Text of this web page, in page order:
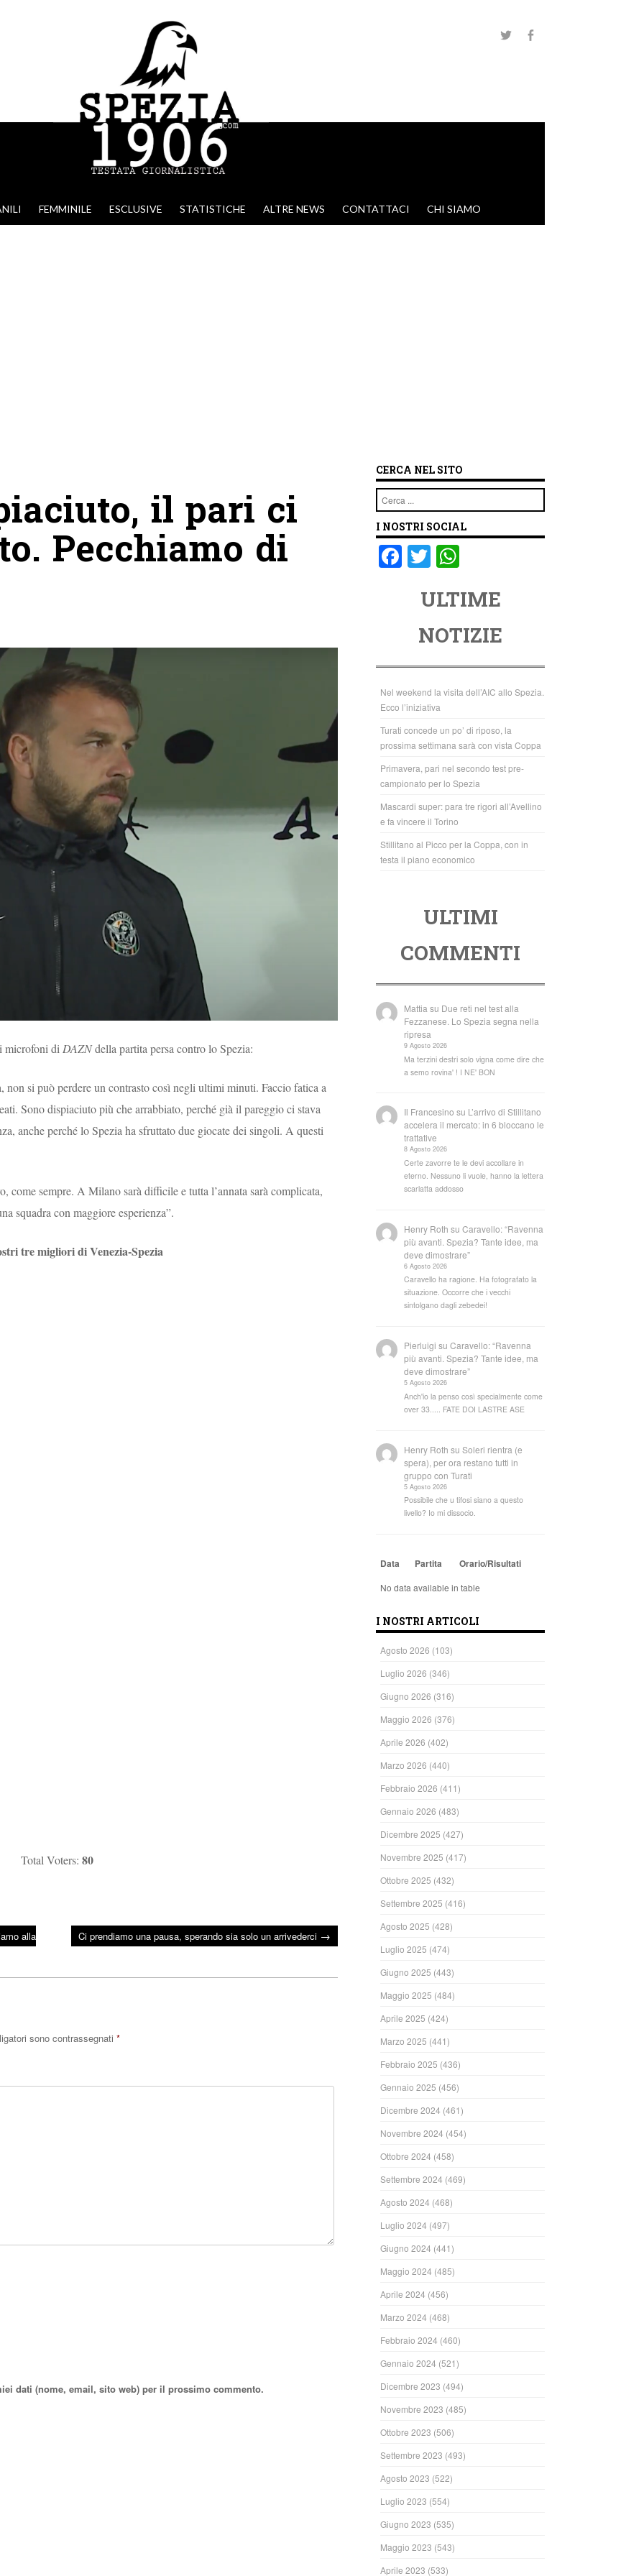
FEMMINILE ESCLUSIVE STATISTICHE ALTRE NEWS CONTATTACI CHI SIAMO
il pari ci
Pecchiamo di
microfoni di DAZNdella partita persa contro lo Spezia:
non si può perdere un contrasto così negli ultimi minuti. Faccio fatica a
Sono dispiaciuto più che arrabbiato, perché già il pareggio ci stava
anche perché lo Spezia ha sfruttato due giocate dei singoli. A questi
come sempre. A Milano sarà difficile e tutta l’annata sarà complicata,
squadra con maggiore esperienza”.
tre migliori di Venezia-Spezia
Total Voters:80
alla
Ci prendiamo una pausa, sperando sia solo un arrivederci →
sono contrassegnati *
dati (nome, email, sito web) per il prossimo commento.
CERCA NEL SITO
Cerca
I NOSTRI SOCIAL
F
o
o
k
T
tt
er
at
s
A
p
p
ULTIME
NOTIZIE
Nel weekend la visita dell’AIC allo Spezia.
Ecco l’iniziativa
Turati concede un po’ di riposo, la
prossima settimana sarà con vista Coppa
Primavera, pari nel secondo test pre-
campionato per lo Spezia
Mascardi super: para tre rigori all’Avellino
e fa vincere il Torino
Stillitano al Picco per la Coppa, con in
testa il piano economico
ULTIMI
COMMENTI
Mattia su Due reti nel test alla
Fezzanese. Lo Spezia segna nella
ripresa
9 Agosto 2026
Ma terzini destri solo vigna come dire che
a semo rovina' ! I NE' BON
Il Francesino su L’arrivo di Stillitano
accelera il mercato: in 6 bloccano le
trattative
8 Agosto 2026
Certe zavorre te le devi accollare in
eterno. Nessuno li vuole, hanno la lettera
scarlatta addosso
Henry Roth suCaravello: “Ravenna
più avanti. Spezia? Tante idee, ma
deve dimostrare”
6 Agosto 2026
Caravello ha ragione. Ha fotografato la
situazione. Occorre che i vecchi
sintolgano dagli zebedei!
Pierluigi suCaravello: “Ravenna
più avanti. Spezia? Tante idee, ma
deve dimostrare”
5 Agosto 2026
Anch'io la penso così specialmente come
over 33..... FATE DOI LASTRE ASE
Henry Roth suSoleri rientra (e
spera), per ora restano tutti in
gruppo con Turati
5 Agosto 2026
Possibile che u tifosi siano a questo
livello? Io mi dissocio.
Data Partita Orario/Risultati
No data available in table
I NOSTRI ARTICOLI
Agosto 2026 (103)
Luglio 2026 (346)
Giugno 2026 (316)
Maggio 2026 (376)
Aprile 2026 (402)
Marzo 2026 (440)
Febbraio 2026 (411)
Gennaio 2026 (483)
Dicembre 2025 (427)
Novembre 2025 (417)
Ottobre 2025 (432)
Settembre 2025 (416)
Agosto 2025 (428)
Luglio 2025 (474)
Giugno 2025 (443)
Maggio 2025 (484)
Aprile 2025 (424)
Marzo 2025 (441)
Febbraio 2025 (436)
Gennaio 2025 (456)
Dicembre 2024 (461)
Novembre 2024 (454)
Ottobre 2024 (458)
Settembre 2024 (469)
Agosto 2024 (468)
Luglio 2024 (497)
Giugno 2024 (441)
Maggio 2024 (485)
Aprile 2024 (456)
Marzo 2024 (468)
Febbraio 2024 (460)
Gennaio 2024 (521)
Dicembre 2023 (494)
Novembre 2023 (485)
Ottobre 2023 (506)
Settembre 2023 (493)
Agosto 2023 (522)
Luglio 2023 (554)
Giugno 2023 (535)
Maggio 2023 (543)
Aprile 2023 (533)